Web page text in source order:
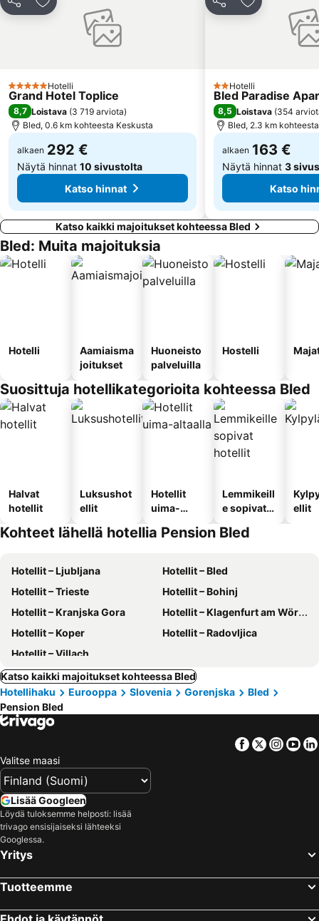
Klagenfurt Airport
Slovensko mladinsko gledališče
Jaa Lisää suosikkeihin
5 Tähtiluokitus
Hotelli
Grand Hotel Toplice
8,7 Loistava (3 719 arviota)
Bled, 0.6 km kohteesta Keskusta
alkaen 292 €
Näytä hinnat 10 sivustolta
Katso hinnat
Jaa Lisää
2 Tähtiluokitus
Hotelli
Bled Paradise
8,5 Loistava (354
Bled, 2.3 km
alkaen 163 €
Näytä hinnat 3
Katso
Katso kaikki majoitukset kohteessa Bled
Bled: Muita majoituksia
Hotelli
Aamiaisma
joitukset
Huoneisto
palveluilla
Hostelli
Suosittuja hotellikategorioita kohteessa Bled
Halvat
hotellit
Luksushot
ellit
Hotellit
uima-
Lemmikeill
e sopivat
ellit
Kohteet lähellä hotellia Pension Bled
Hotellit – Ljubljana
Hotellit – Bled
Hotellit – Trieste
Hotellit – Bohinj
Hotellit – Kranjska Gora
Hotellit – Klagenfurt am Wörthersee
Hotellit – Koper
Hotellit – Radovljica
Hotellit – Villach
Katso kaikki majoitukset kohteessa Bled
Hotellihaku
Eurooppa Slovenia Gorenjska
Bled
Pension Bled
Facebook
Twitter
Valitse maasi
Lisää Googleen
Löydä tuloksemme helposti: lisää
trivago ensisijaiseksi lähteeksi
Googlessa.
Yritys
Tuotteemme